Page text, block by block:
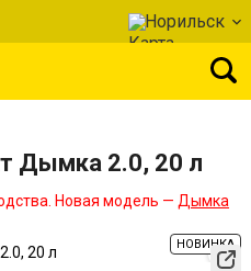
Норильск
Дымка 2.0, 20 л
Новая модель — Дымка
НОВИНКА